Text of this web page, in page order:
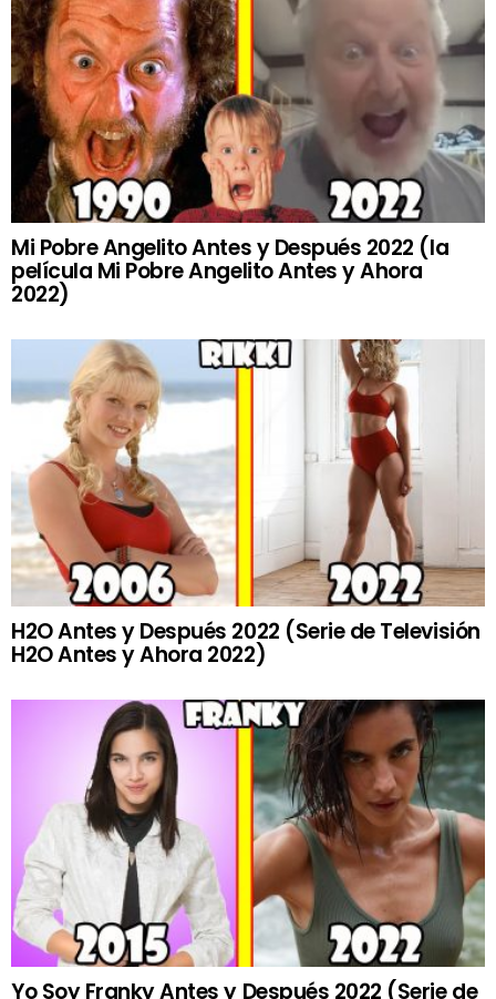
Mi Pobre Angelito Antes y Después 2022 (la
película Mi Pobre Angelito Antes y Ahora
2022)
H2O Antes y Después 2022 (Serie de Televisión
H2O Antes y Ahora 2022)
Yo Soy Franky Antes y Después 2022 (Serie de